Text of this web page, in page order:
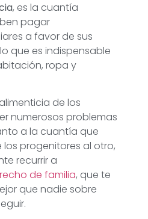
, es la cuantía
pagar
a favor de sus
que es indispensable
ropa y
de los
numerosos problemas
a la cuantía que
progenitores al otro,
recurrir a
de familia, que te
que nadie sobre